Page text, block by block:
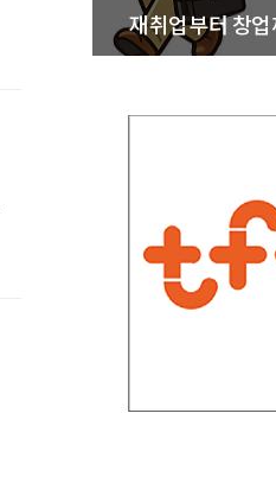
재취업부터 창